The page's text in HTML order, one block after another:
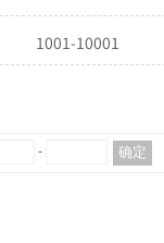
1001-10001
- 确定